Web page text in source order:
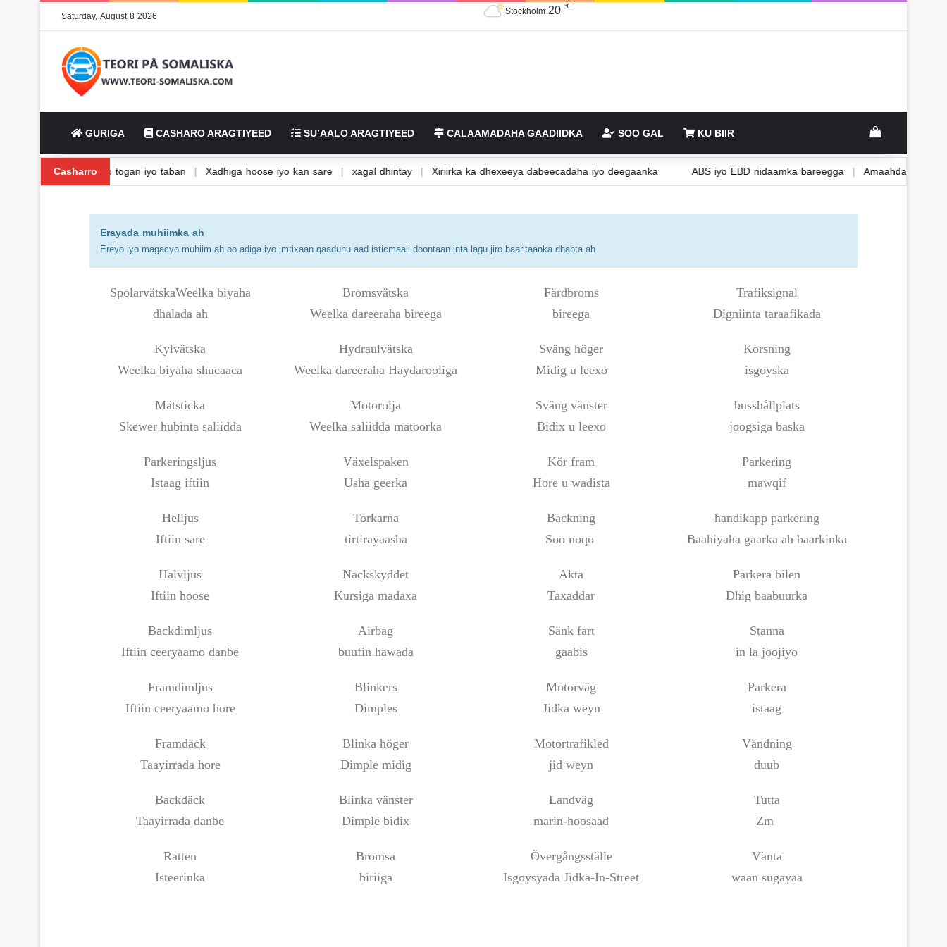
Saturday, August 8 2026 Stockholm 20 ℃
GURIGA CASHARO ARAGTIYEED SU’AALO ARAGTIYEED CALAAMADAHA GAADIIDKA SOO GAL KU BIIR
Casharro
Isbaanishka | Waxbarasho togan iyo taban | Xadhiga hoose iyo kan sare | xagal dhintay | Xiriirka ka dhexeeya dabeecadaha iyo deegaanka ABS iyo EBD nidaamka bareegga | Amaahda
Erayada muhiimka ah
Ereyo iyo magacyo muhiim ah oo adiga iyo imtixaan qaaduhu aad isticmaali doontaan inta lagu jiro baaritaanka dhabta ah
SpolarvätskaWeelka biyaha
dhalada ah
Bromsvätska
Weelka dareeraha bireega
Färdbroms
bireega
Trafiksignal
Digniinta taraafikada
Kylvätska
Weelka biyaha shucaaca
Hydraulvätska
Weelka dareeraha Haydarooliga
Sväng höger
Midig u leexo
Korsning
isgoyska
Mätsticka
Skewer hubinta saliidda
Motorolja
Weelka saliidda matoorka
Sväng vänster
Bidix u leexo
busshållplats
joogsiga baska
Parkeringsljus
Istaag iftiin
Växelspaken
Usha geerka
Kör fram
Hore u wadista
Parkering
mawqif
Helljus
Iftiin sare
Torkarna
tirtirayaasha
Backning
Soo noqo
handikapp parkering
Baahiyaha gaarka ah baarkinka
Halvljus
Iftiin hoose
Nackskyddet
Kursiga madaxa
Akta
Taxaddar
Parkera bilen
Dhig baabuurka
Backdimljus
Iftiin ceeryaamo danbe
Airbag
buufin hawada
Sänk fart
gaabis
Stanna
in la joojiyo
Framdimljus
Iftiin ceeryaamo hore
Blinkers
Dimples
Motorväg
Jidka weyn
Parkera
istaag
Framdäck
Taayirrada hore
Blinka höger
Dimple midig
Motortrafikled
jid weyn
Vändning
duub
Backdäck
Taayirrada danbe
Blinka vänster
Dimple bidix
Landväg
marin-hoosaad
Tutta
Zm
Ratten
Isteerinka
Bromsa
biriiga
Övergångsställe
Isgoysyada Jidka-In-Street
Vänta
waan sugayaa